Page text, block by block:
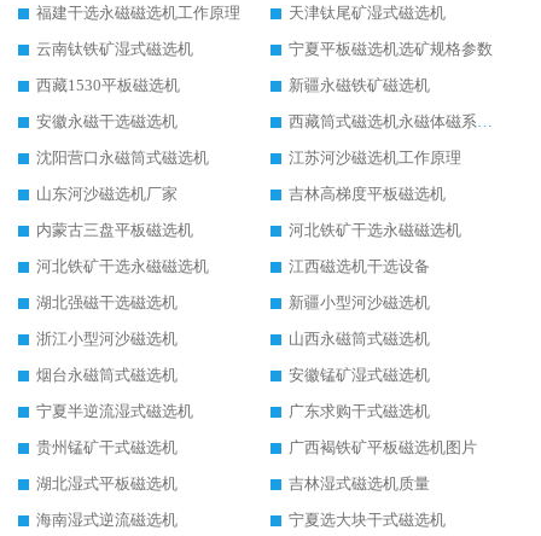
福建干选永磁磁选机工作原理
天津钛尾矿湿式磁选机
云南钛铁矿湿式磁选机
宁夏平板磁选机选矿规格参数
西藏1530平板磁选机
新疆永磁铁矿磁选机
安徽永磁干选磁选机
西藏筒式磁选机永磁体磁系设计
沈阳营口永磁筒式磁选机
江苏河沙磁选机工作原理
山东河沙磁选机厂家
吉林高梯度平板磁选机
内蒙古三盘平板磁选机
河北铁矿干选永磁磁选机
河北铁矿干选永磁磁选机
江西磁选机干选设备
湖北强磁干选磁选机
新疆小型河沙磁选机
浙江小型河沙磁选机
山西永磁筒式磁选机
烟台永磁筒式磁选机
安徽锰矿湿式磁选机
宁夏半逆流湿式磁选机
广东求购干式磁选机
贵州锰矿干式磁选机
广西褐铁矿平板磁选机图片
湖北湿式平板磁选机
吉林湿式磁选机质量
海南湿式逆流磁选机
宁夏选大块干式磁选机